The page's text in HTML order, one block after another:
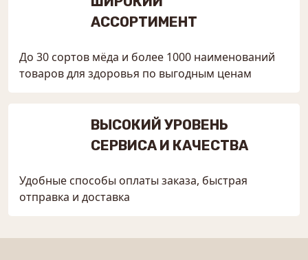
АССОРТИМЕНТ
До 30 сортов мёда и более 1000 наименований
товаров для здоровья по выгодным ценам
ВЫСОКИЙ УРОВЕНЬ
СЕРВИСА И КАЧЕСТВА
Удобные способы оплаты заказа, быстрая
отправка и доставка